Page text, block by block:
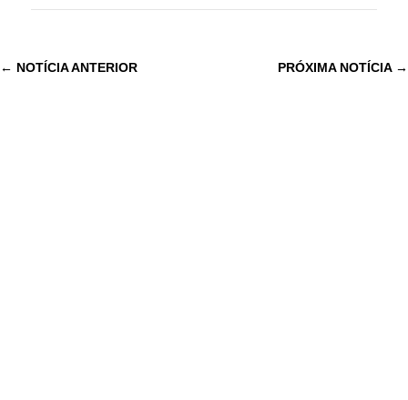
← NOTÍCIA ANTERIOR PRÓXIMA NOTÍCIA→